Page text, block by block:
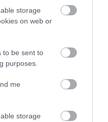
storage
on web or
to be sent to
purposes.
me
storage
ryže a následne
postupovať podľa
pikantnej klobásy. Celý
na záver. Celý
smotanou, v ktorej ste
Pečte v rúre pri